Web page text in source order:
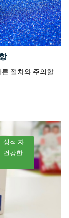
절차와 주의할
성적 자
건강한